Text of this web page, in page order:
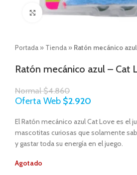
Click to enlarge
Portada » Tienda » Ratón mecánico
Ratón mecánico azul – Cat
Normal$4.860
Oferta Web $2.920
El Ratón mecánico azul Cat Love es el
mascotitas curiosas que solamente
y gastar toda su energía en el juego.
Agotado